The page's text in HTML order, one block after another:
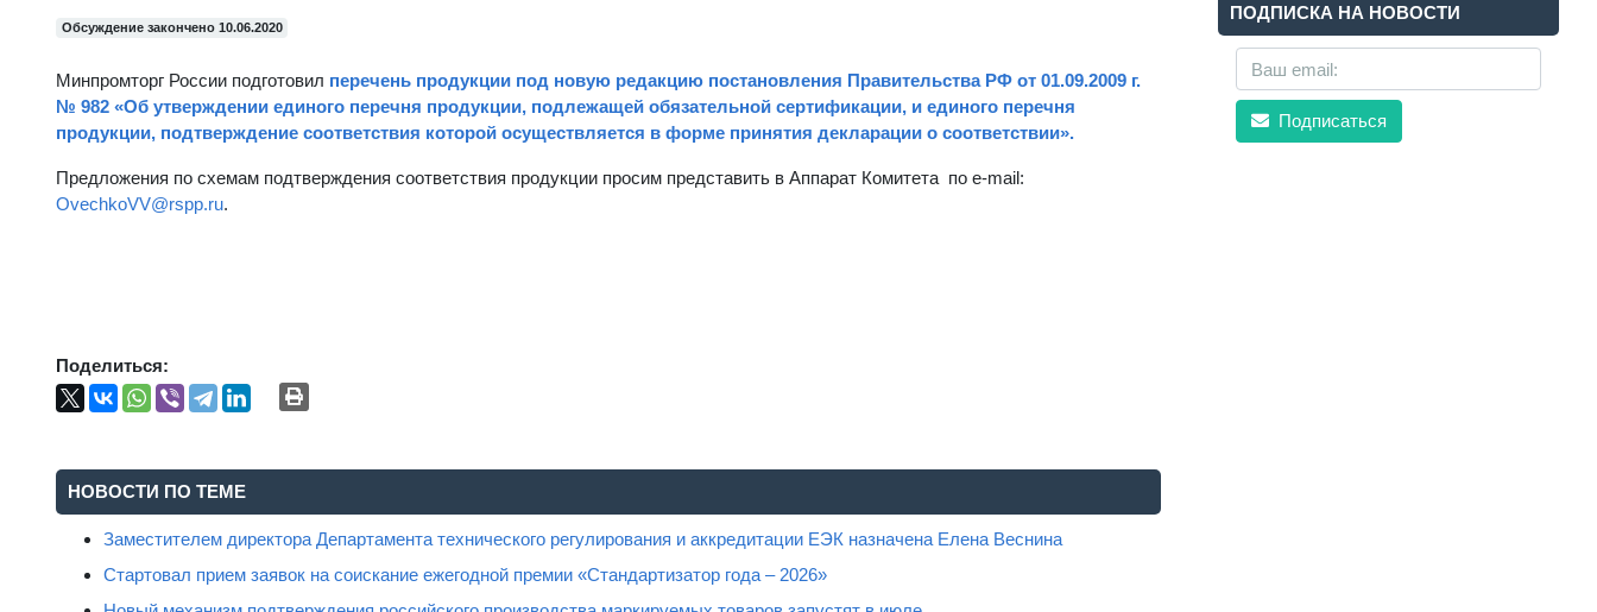
Обсуждение закончено 10.06.2020
Минпромторг России подготовил перечень продукции под новую редакцию постановления Правительства РФ от 01.09.2009 г.
№ 982 «Об утверждении единого перечня продукции, подлежащей обязательной сертификации, и единого перечня
продукции, подтверждение соответствия которой осуществляется в форме принятия декларации о соответствии».
Предложения по схемам подтверждения соответствия продукции просим представить в Аппарат Комитета по e-mail:
OvechkoVV@rspp.ru.
Поделиться:
НОВОСТИ ПО ТЕМЕ
Заместителем директора Департамента технического регулирования и аккредитации ЕЭК назначена Елена Веснина
Стартовал прием заявок на соискание ежегодной премии «Стандартизатор года – 2026»
ПОДПИСКА НА НОВОСТИ
Подписаться